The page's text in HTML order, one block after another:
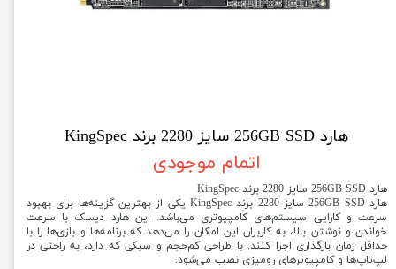
هارد 256GB SSD سایز 2280 برند KingSpec
اتمام موجودی
هارد 256GB SSD سایز 2280 برند KingSpec
هارد 256GB SSD سایز 2280 برند KingSpec یکی از بهترین گزینه‌ها برای بهبود
سرعت و کارایی سیستم‌های کامپیوتری می‌باشد. این هارد دیسک با سرعت
خواندن و نوشتن بالا، به کاربران این امکان را می‌دهد که برنامه‌ها و بازی‌ها را با
حداقل زمان بارگذاری اجرا کنند. با طراحی کم‌حجم و سبکی که دارد، به راحتی در
لپ‌تاپ‌ها و کامپیوترهای رومیزی نصب می‌شود.